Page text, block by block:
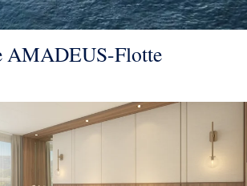
AMADEUS-Flotte